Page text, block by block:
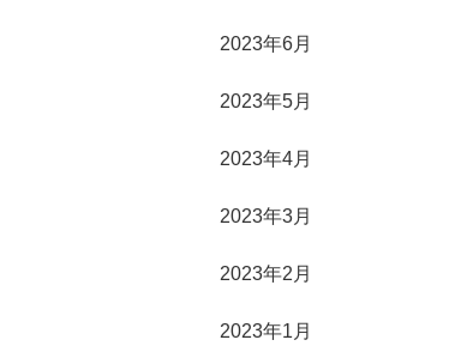
2023年6月
2023年5月
2023年4月
2023年3月
2023年2月
2023年1月